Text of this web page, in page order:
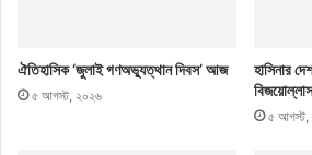
ঐতিহাসিক ‘জুলাই গণঅভ্যুত্থান দিবস’ আজ
৫ আগস্ট, ২০২৬
হাসিনার
বিজয়োল্লাস
৫ আগস্ট,